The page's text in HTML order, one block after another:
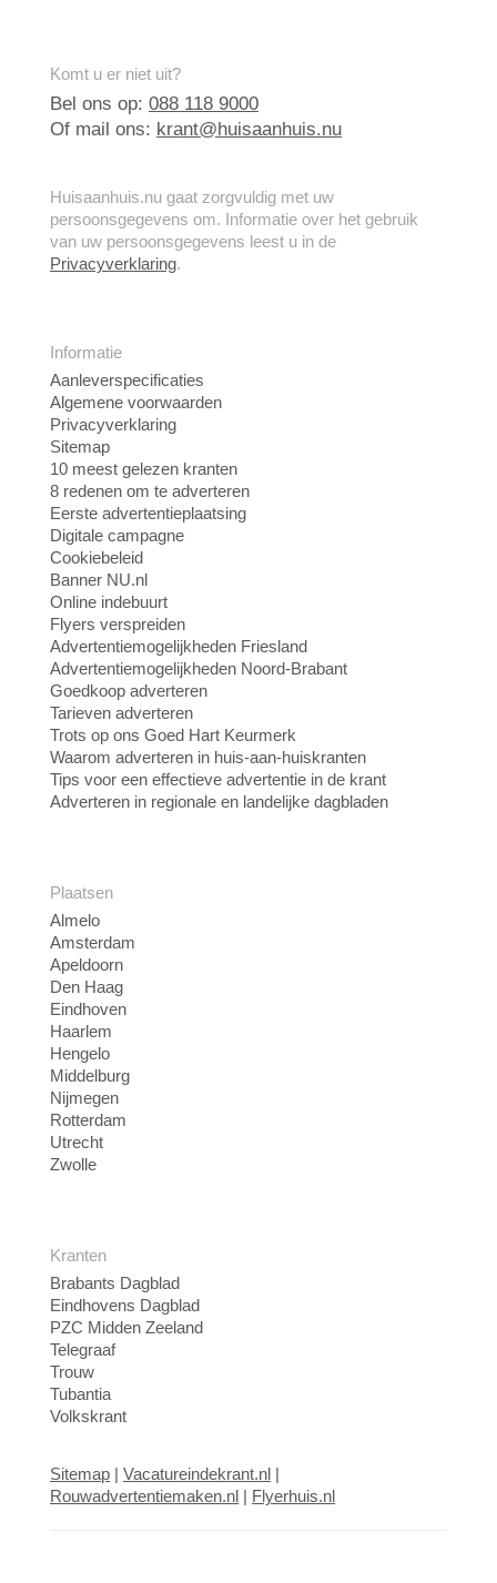
Komt u er niet uit?
Bel ons op: 088 118 9000
Of mail ons: krant@huisaanhuis.nu
Huisaanhuis.nu gaat zorgvuldig met uw
persoonsgegevens om. Informatie over het gebruik
van uw persoonsgegevens leest u in de
Privacyverklaring.
Informatie
Aanleverspecificaties
Algemene voorwaarden
Privacyverklaring
Sitemap
10 meest gelezen kranten
8 redenen om te adverteren
Eerste advertentieplaatsing
Digitale campagne
Cookiebeleid
Banner NU.nl
Online indebuurt
Flyers verspreiden
Advertentiemogelijkheden Friesland
Advertentiemogelijkheden Noord-Brabant
Goedkoop adverteren
Tarieven adverteren
Trots op ons Goed Hart Keurmerk
Waarom adverteren in huis-aan-huiskranten
Tips voor een effectieve advertentie in de krant
Adverteren in regionale en landelijke dagbladen
Plaatsen
Almelo
Amsterdam
Apeldoorn
Den Haag
Eindhoven
Haarlem
Hengelo
Middelburg
Nijmegen
Rotterdam
Utrecht
Zwolle
Kranten
Brabants Dagblad
Eindhovens Dagblad
PZC Midden Zeeland
Telegraaf
Trouw
Tubantia
Volkskrant
Sitemap | Vacatureindekrant.nl |
Rouwadvertentiemaken.nl | Flyerhuis.nl